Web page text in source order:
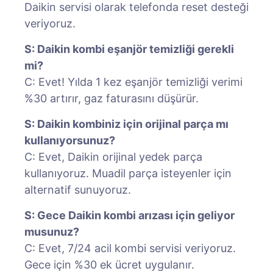
Daikin servisi olarak telefonda reset desteği
veriyoruz.
S: Daikin kombi eşanjör temizliği gerekli
mi?
C: Evet! Yılda 1 kez eşanjör temizliği verimi
%30 artırır, gaz faturasını düşürür.
S: Daikin kombiniz için orijinal parça mı
kullanıyorsunuz?
C: Evet, Daikin orijinal yedek parça
kullanıyoruz. Muadil parça isteyenler için
alternatif sunuyoruz.
S: Gece Daikin kombi arızası için geliyor
musunuz?
C: Evet, 7/24 acil kombi servisi veriyoruz.
Gece için %30 ek ücret uygulanır.